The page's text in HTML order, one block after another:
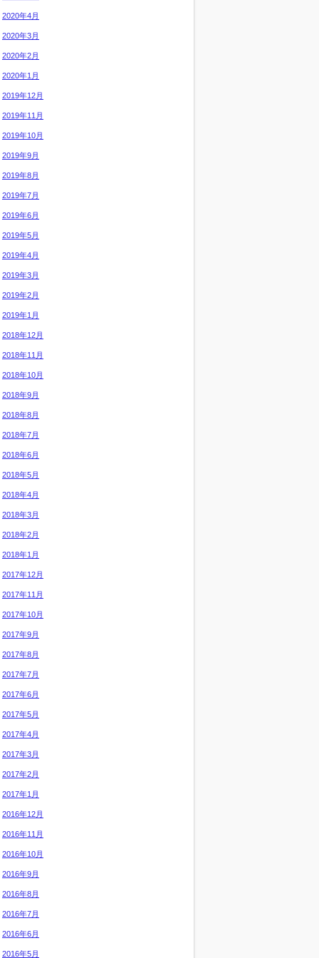
2020年4月
2020年3月
2020年2月
2020年1月
2019年12月
2019年11月
2019年10月
2019年9月
2019年8月
2019年7月
2019年6月
2019年5月
2019年4月
2019年3月
2019年2月
2019年1月
2018年12月
2018年11月
2018年10月
2018年9月
2018年8月
2018年7月
2018年6月
2018年5月
2018年4月
2018年3月
2018年2月
2018年1月
2017年12月
2017年11月
2017年10月
2017年9月
2017年8月
2017年7月
2017年6月
2017年5月
2017年4月
2017年3月
2017年2月
2017年1月
2016年12月
2016年11月
2016年10月
2016年9月
2016年8月
2016年7月
2016年6月
2016年5月